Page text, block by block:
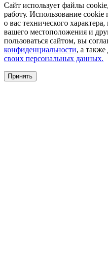
Сайт использует файлы
работу. Использование
о вас технического
вашего местоположения и
пользоваться сайтом, вы
конфиденциальности, а также
своих персональных данных.
Принять